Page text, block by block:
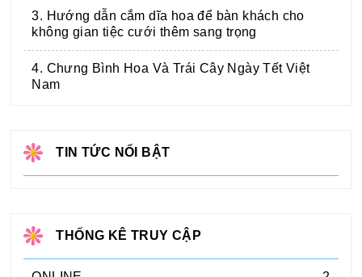
3. Hướng dẫn cắm dĩa hoa để bàn khách cho
không gian tiệc cưới thêm sang trọng
4. Chưng Bình Hoa Và Trái Cây Ngày Tết Việt
Nam
TIN TỨC NỔI BẬT
THỐNG KÊ TRUY CẬP